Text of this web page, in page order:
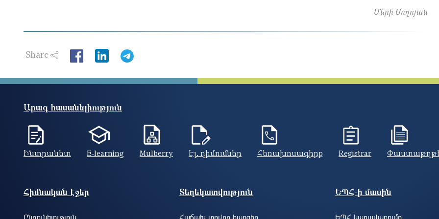
Մերի Սողոյան
Share LinkedIn
Արագ հասանելիություն
Ինտրանետ E-learning Mulberry Էլ. դիմումներ Հեռախոսագիրք Registrar
Footer site information
Հիմնական էջեր
Ընդունելություն
Տեղեկատվություն
Հաճախ տրվող հարցեր
ԵՊՀ-ի մասին
ԵՊՀ կառավարումը